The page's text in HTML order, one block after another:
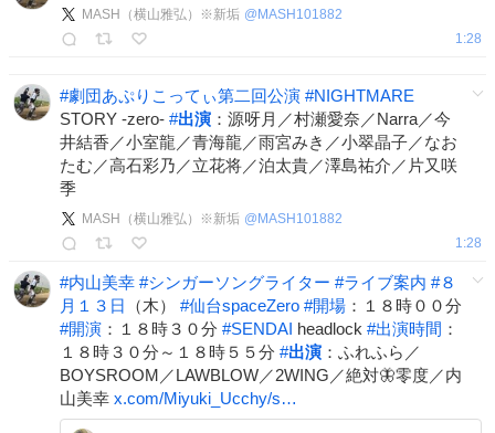
MASH（横山雅弘）※新垢 @ MASH101882
1:28
#劇団あぷりこってぃ第二回公演 #NIGHTMARE
STORY -zero- #出演 ：源呀月／村瀬愛奈／Narra／今
井結香／小室龍／青海龍／雨宮みき／小翠晶子／なお
たむ／高石彩乃／立花将／泊太貴／澤島祐介／片又咲
季
MASH（横山雅弘）※新垢 @ MASH101882
1:28
#内山美幸 #シンガーソングライター #ライブ案内 #８
月１３日
（木） #仙台spaceZero #開場 ：１８時００分
#開演 ：１８時３０分 #SENDAI headlock #出演時間 ：
１８時３０分～１８時５５分 #出演 ：ふれふら／
BOYSROOM／LAWBLOW／2WING／絶対🦋零度／内
山美幸 x.com/Miyuki_Ucchy/s…